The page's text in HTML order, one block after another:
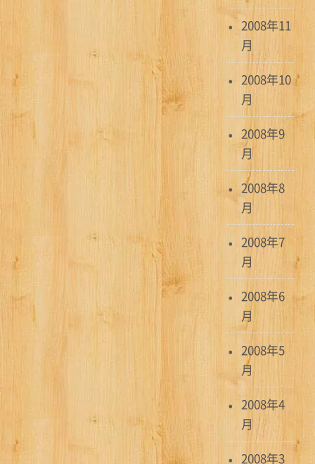
2008年11
月
2008年10
月
2008年9
月
2008年8
月
2008年7
月
2008年6
月
2008年5
月
2008年4
月
2008年3